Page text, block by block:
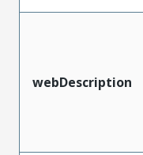
webDescription